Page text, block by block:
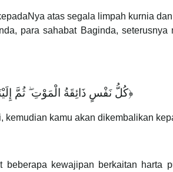
atas segala limpah kurnia
para sahabat Baginda,
كُلُّ نَفْسٍ ذَائِقَةُ الْمَوْتِ ۖ ثُمَّ﴿
kemudian kamu akan dikembalikan
beberapa kewajipan berkaitan harta